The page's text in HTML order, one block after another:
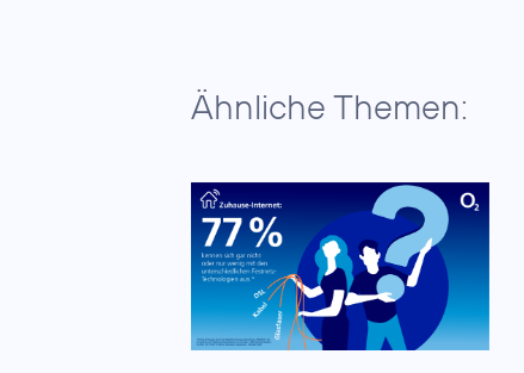
Ähnliche Themen: